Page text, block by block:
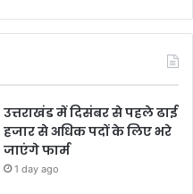
उत्तराखंड में दिसंबर से पहले ढाई
हजार से अधिक पदों के लिए भरे
जाएंगे फार्म
1 day ago